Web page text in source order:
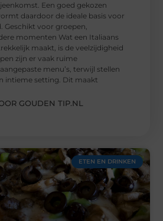
Een goed gekozen
daardoor de ideale basis voor
Geschikt voor groepen,
momenten Wat een Italiaans
maakt, is de veelzijdigheid
zijn er vaak ruime
menu’s, terwijl stellen
intieme setting. Dit maakt
GOUDEN TIP.NL
ETEN EN DRINKEN